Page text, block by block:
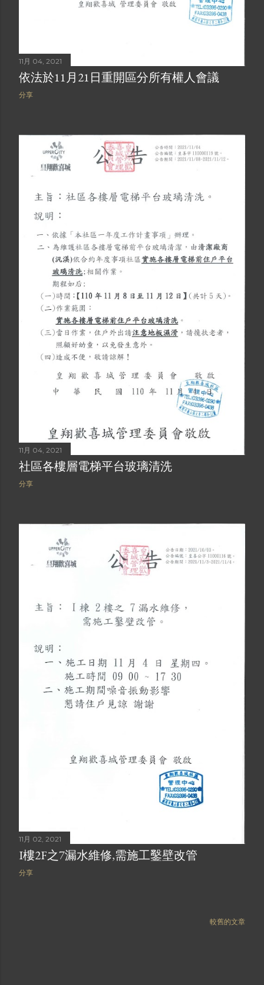
11月 04, 2021
依法於11月21日重開區分所有權人會議
分享
11月 04, 2021
社區各樓層電梯平台玻璃清洗
分享
11月 02, 2021
I樓2F之7漏水維修,需施工鑿壁改管
分享
較舊的文章